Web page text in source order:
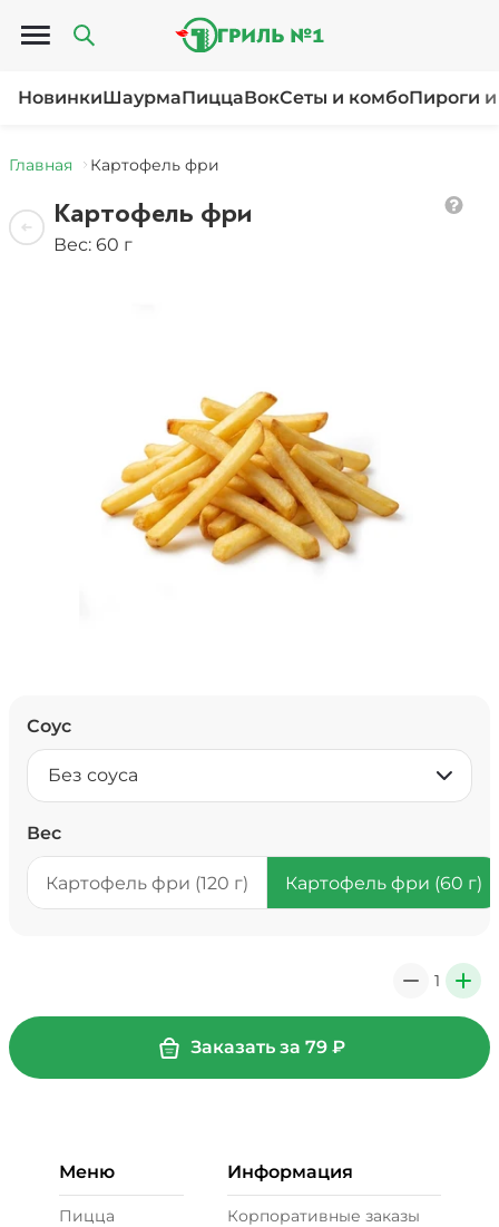
Открыть меню
НовинкиШаурмаПиццаВокСеты и комбоПироги
Главная Картофель фри
Картофель фри
Вес: 60 г
Соус
Без соуса
Вес
Картофель фри (120 г) Картофель фри (60 г)
1 +
Заказать за 79 ₽
Меню
Пицца
Информация
Корпоративные заказы